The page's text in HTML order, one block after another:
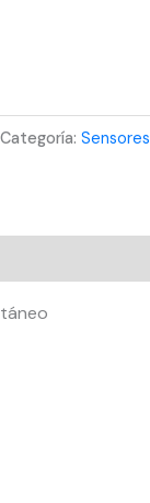
Categoría: Sensores